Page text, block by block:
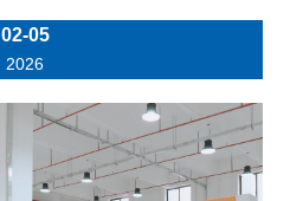
02-05
2026